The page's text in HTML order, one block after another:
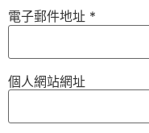
電子郵件地址 *
個人網站網址